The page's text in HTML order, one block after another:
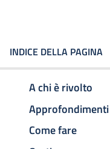
INDICE DELLA PAGINA
A chi è rivolto
Approfondimenti
Come fare